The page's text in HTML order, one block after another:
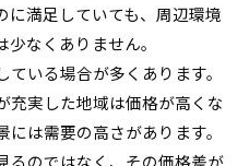
に満足していても、周辺環境
なくありません。
いる場合が多くあります。
充実した地域は価格が高くな
は需要の高さがあります。
るのではなく、その価格差が